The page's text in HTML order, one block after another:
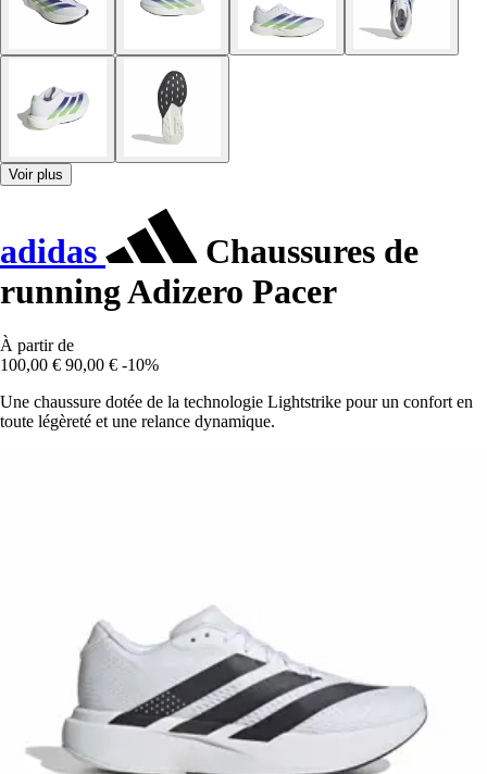
Voir plus
adidas
Chaussures de
running Adizero Pacer
À partir de
100,00 € 90,00 € -10%
Une chaussure dotée de la technologie Lightstrike pour un confort en
toute légèreté et une relance dynamique.